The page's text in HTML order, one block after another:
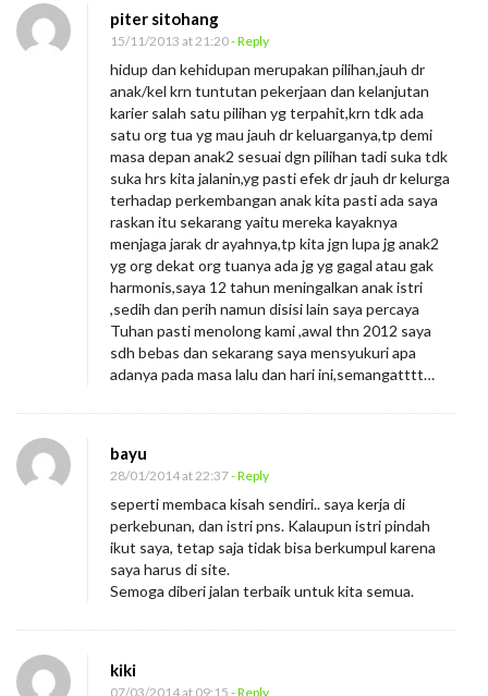
piter sitohang
15/11/2013 at 21:20- Reply
hidup dan kehidupan merupakan pilihan,jauh dr
anak/kel krn tuntutan pekerjaan dan kelanjutan
karier salah satu pilihan yg terpahit,krn tdk ada
satu org tua yg mau jauh dr keluarganya,tp demi
masa depan anak2 sesuai dgn pilihan tadi suka tdk
suka hrs kita jalanin,yg pasti efek dr jauh dr kelurga
terhadap perkembangan anak kita pasti ada saya
raskan itu sekarang yaitu mereka kayaknya
menjaga jarak dr ayahnya,tp kita jgn lupa jg anak2
yg org dekat org tuanya ada jg yg gagal atau gak
harmonis,saya 12 tahun meningalkan anak istri
,sedih dan perih namun disisi lain saya percaya
Tuhan pasti menolong kami ,awal thn 2012 saya
sdh bebas dan sekarang saya mensyukuri apa
adanya pada masa lalu dan hari ini,semangatttt…
bayu
28/01/2014 at 22:37- Reply
seperti membaca kisah sendiri.. saya kerja di
perkebunan, dan istri pns. Kalaupun istri pindah
ikut saya, tetap saja tidak bisa berkumpul karena
saya harus di site.
Semoga diberi jalan terbaik untuk kita semua.
kiki
07/03/2014 at 09:15 - Reply